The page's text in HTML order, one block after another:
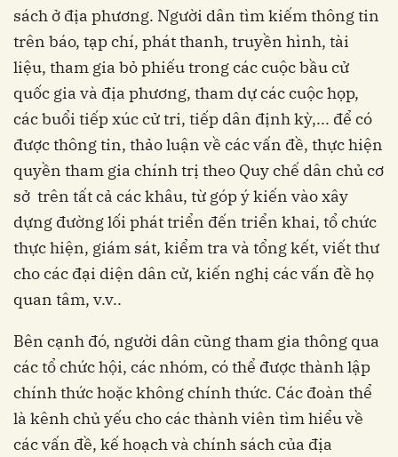
sách ở địa phương. Người dân tìm kiếm thông tin
trên báo, tạp chí, phát thanh, truyền hình, tài
liệu, tham gia bỏ phiếu trong các cuộc bầu cử
quốc gia và địa phương, tham dự các cuộc họp,
các buổi tiếp xúc cử tri, tiếp dân định kỳ,... để có
được thông tin, thảo luận về các vấn đề, thực hiện
quyền tham gia chính trị theo Quy chế dân chủ cơ
sở trên tất cả các khâu, từ góp ý kiến vào xây
dựng đường lối phát triển đến triển khai, tổ chức
thực hiện, giám sát, kiểm tra và tổng kết, viết thư
cho các đại diện dân cử, kiến nghị các vấn đề họ
quan tâm, v.v..
Bên cạnh đó, người dân cũng tham gia thông qua
các tổ chức hội, các nhóm, có thể được thành lập
chính thức hoặc không chính thức. Các đoàn thể
là kênh chủ yếu cho các thành viên tìm hiểu về
các vấn đề, kế hoạch và chính sách của địa